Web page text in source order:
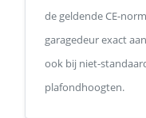
de geldende CE-
garagedeur exact
ook bij niet-
plafondhoogten.